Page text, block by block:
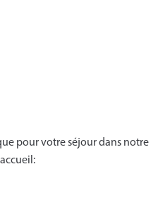
pour votre séjour dans notre